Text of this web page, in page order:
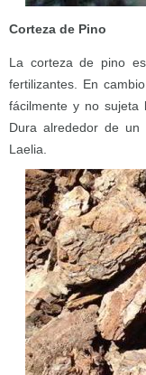
Corteza de Pino
La corteza de pino
fertilizantes. En
fácilmente y no
Dura alrededor de un
Laelia.